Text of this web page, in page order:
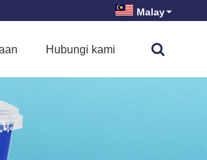
Malay
Hubungi kami